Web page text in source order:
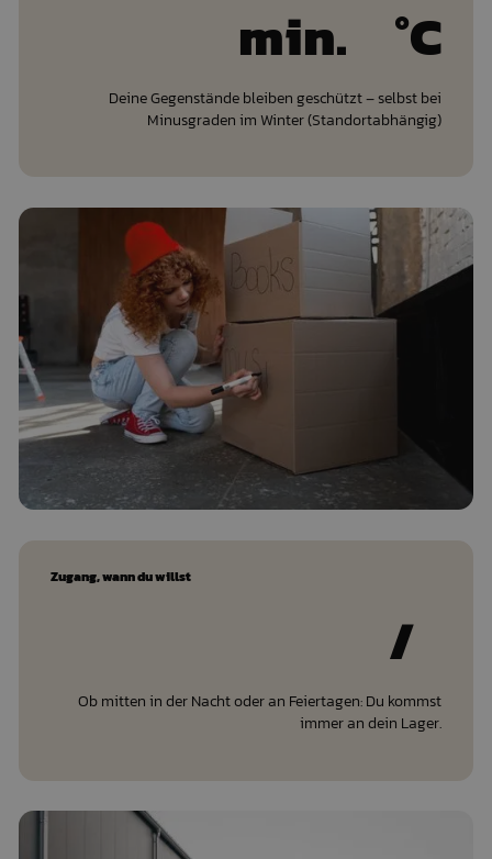
min. °C
Deine Gegenstände bleiben geschützt – selbst bei
Minusgraden im Winter (Standortabhängig)
Zugang, wann du willst
/
Ob mitten in der Nacht oder an Feiertagen: Du kommst
immer an dein Lager.